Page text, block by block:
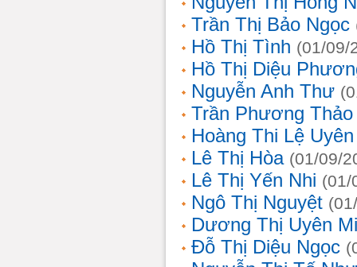
Trần Thị Bảo Ngọc
Hồ Thị Tình (01/09/
Hồ Thị Diệu
Nguyễn Anh Thư
Trần Phương Thảo
Hoàng Thi Lệ Uyên
Lê Thị Hòa (01/09/
Lê Thị Yến Nhi (01/
Ngô Thị Nguyệt
Dương Thị Uyên Mi
Đỗ Thị Diệu Ngọc